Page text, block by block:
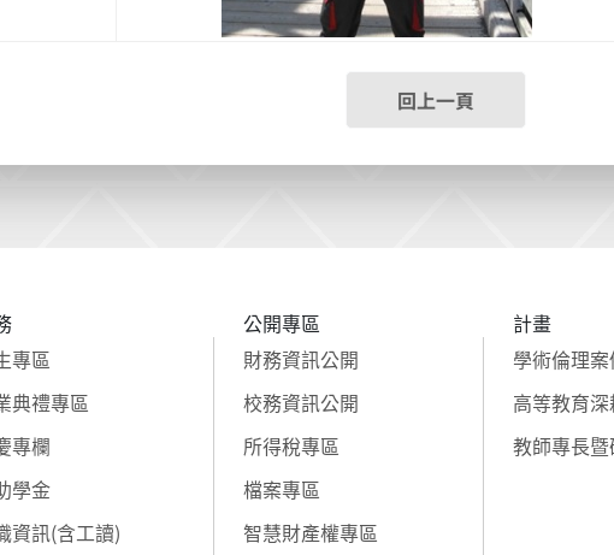
回上一頁
專區
典禮專區
專欄
學金
資訊(含工讀)
公開專區
財務資訊公開
校務資訊公開
所得稅專區
檔案專區
智慧財產權專區
計畫
學術倫理
高等教育
教師專長